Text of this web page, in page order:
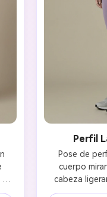
Perfil
Pose de
cuerpo
cabeza
brazos